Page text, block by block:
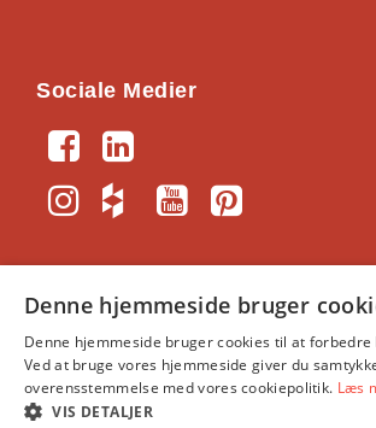
Sociale Medier
NASSAU-Portal｜Generelle
handelsbetingelser｜NASSAU,
Ringe｜info@nassau.dk｜CVR:
©NASSAU Door A/S, Part of ASSA
Denne hjemmeside bruger
Denne hjemmeside bruger cookies til at
Ved at bruge vores hjemmeside giver du
overensstemmelse med vores cookiepolitik. Læs
VIS DETALJER